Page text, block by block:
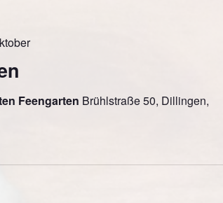
Feengarten Brühlstraße 50, Dillingen,